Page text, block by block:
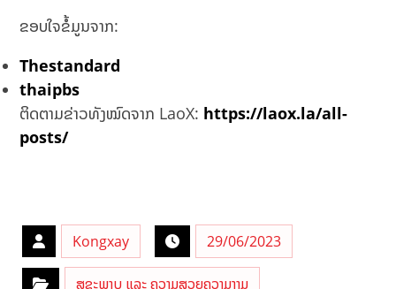
ຂອບໃຈຂໍ້ມູນຈາກ:
Thestandard
thaipbs
ຕິດຕາມຂ່າວທັງໝົດຈາກ LaoX: https://laox.la/all-
posts/
Kongxay 29/06/2023
ສຸຂະພາບ ແລະ ຄວາມສວຍຄວາມງາມ